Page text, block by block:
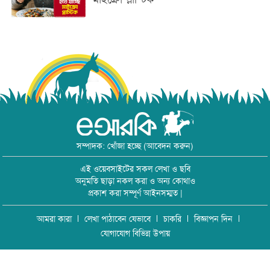
সম্পাদক: খোঁজা হচ্ছে (আবেদন করুন)
এই ওয়েবসাইটের সকল লেখা ও ছবি
অনুমতি ছাড়া নকল করা ও অন্য কোথাও
প্রকাশ করা সম্পূর্ণ আইনসম্মত |
আমরা কারা লেখা পাঠাবেন যেভাবে চাকরি
বিজ্ঞাপন দিন
যোগাযোগ বিভিন্ন উপায়